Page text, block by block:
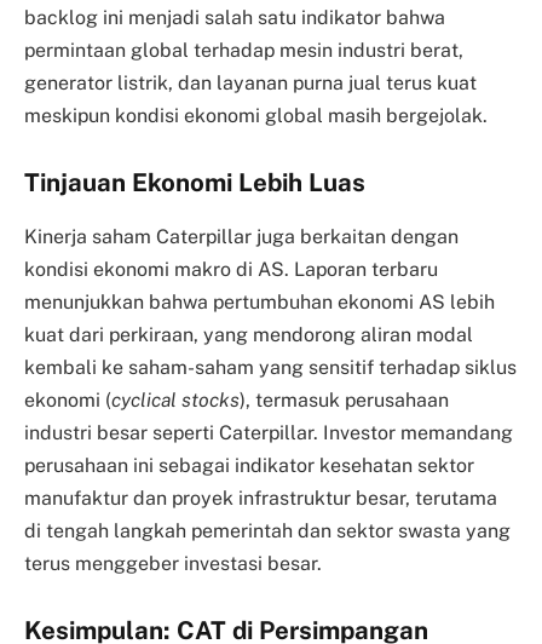
backlog ini menjadi salah satu indikator bahwa
permintaan global terhadap mesin industri berat,
generator listrik, dan layanan purna jual terus kuat
meskipun kondisi ekonomi global masih bergejolak.
Tinjauan Ekonomi Lebih Luas
Kinerja saham Caterpillar juga berkaitan dengan
kondisi ekonomi makro di AS. Laporan terbaru
menunjukkan bahwa pertumbuhan ekonomi AS lebih
kuat dari perkiraan, yang mendorong aliran modal
kembali ke saham-saham yang sensitif terhadap siklus
ekonomi (cyclical stocks), termasuk perusahaan
industri besar seperti Caterpillar. Investor memandang
perusahaan ini sebagai indikator kesehatan sektor
manufaktur dan proyek infrastruktur besar, terutama
di tengah langkah pemerintah dan sektor swasta yang
terus menggeber investasi besar.
Kesimpulan: CAT di Persimpangan